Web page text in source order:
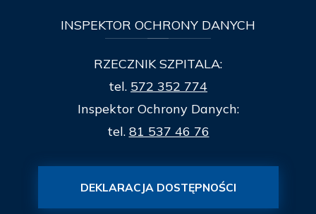
INSPEKTOR OCHRONY DANYCH
RZECZNIK SZPITALA:
tel. 572 352 774
Inspektor Ochrony Danych:
tel. 81 537 46 76
DEKLARACJA DOSTĘPNOŚCI